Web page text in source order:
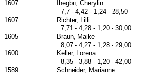
1607
Ihegbu, Cherylin
7,7 - 4,42 - 1,24 - 28,50
1607
Richter, Lilli
7,71 - 4,28 - 1,20 - 30,00
1605
Braun, Maike
8,07 - 4,27 - 1,28 - 29,00
1600
Keller, Lorena
8,35 - 3,88 - 1,20 - 42,00
1589
Schneider, Marianne